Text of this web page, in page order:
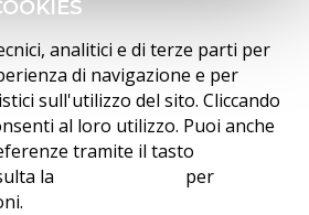
analitici e di terze parti per
di navigazione e per
sull'utilizzo del sito. Cliccando
al loro utilizzo. Puoi anche
tramite il tasto
la
per